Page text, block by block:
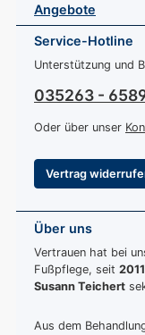
Angebote
Service-Hotline
Unterstützung und
035263 -
Oder über unser
Vertrag
Über uns
Vertrauen hat bei
Fußpflege, seit 2011
Susann Teichert
Aus dem